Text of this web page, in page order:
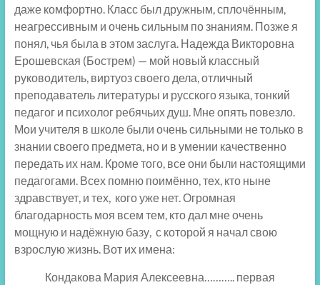
даже комфортно. Класс был дружным, сплочённым,
неагрессивным и очень сильным по знаниям. Позже я
понял, чья была в этом заслуга. Надежда Викторовна
Ерошевская (Бострем) — мой новый классный
руководитель, виртуоз своего дела, отличный
преподаватель литературы и русского языка, тонкий
педагог и психолог ребячьих душ. Мне опять повезло.
Мои учителя в школе были очень сильными не только в
знании своего предмета, но и в умении качественно
передать их нам. Кроме того, все они были настоящими
педагогами. Всех помню поимённо, тех, кто ныне
здравствует, и тех, кого уже нет. Огромная
благодарность моя всем тем, кто дал мне очень
мощную и надёжную базу, с которой я начал свою
взрослую жизнь. Вот их имена:
Кондакова Мария Алексеевна……….. первая